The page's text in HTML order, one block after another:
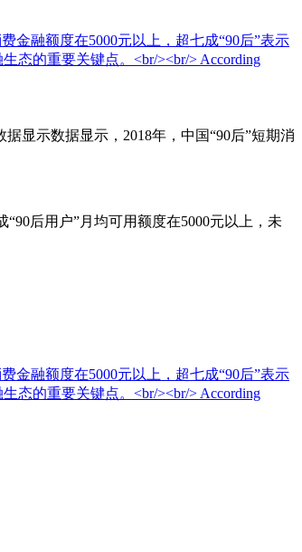
金融额度在5000元以上，超七成“90后”表示
态的重要关键点。<br/><br/> According
显示数据显示，2018年，中国“90后”短期消
后用户”月均可用额度在5000元以上，未
金融额度在5000元以上，超七成“90后”表示
态的重要关键点。<br/><br/> According